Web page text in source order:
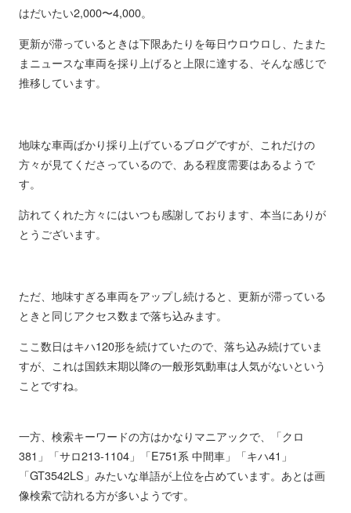
はだいたい2,000〜4,000。
更新が滞っているときは下限あたりを毎日ウロウロし、たまた
まニュースな車両を採り上げると上限に達する、そんな感じで
推移しています。
地味な車両ばかり採り上げているブログですが、これだけの
方々が見てくださっているので、ある程度需要はあるようで
す。
訪れてくれた方々にはいつも感謝しております、本当にありが
とうございます。
ただ、地味すぎる車両をアップし続けると、更新が滞っている
ときと同じアクセス数まで落ち込みます。
ここ数日はキハ120形を続けていたので、落ち込み続けていま
すが、これは国鉄末期以降の一般形気動車は人気がないという
ことですね。
一方、検索キーワードの方はかなりマニアックで、「クロ
381」「サロ213-1104」「E751系 中間車」「キハ41」
「GT3542LS」みたいな単語が上位を占めています。あとは画
像検索で訪れる方が多いようです。